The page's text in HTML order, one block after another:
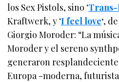
los Sex Pistols, sino ‘Trans-
Kraftwerk, y ‘I feel love‘,
Giorgio Moroder: “La
Moroder y el sereno
generaron
Europa -moderna,